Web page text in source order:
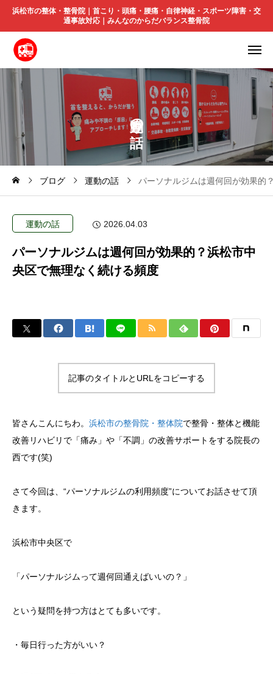
浜松市の整体・整骨院｜首こり・頭痛・腰痛・自律神経・スポーツ障害・交
通事故対応｜みんなのからだバランス整骨院
の
ブログ 運動の話 パーソナルジムは週何回が効果的
運動の話 2026.04.03
パーソナルジムは週何回が効果的？浜松市中
央区で無理なく続ける頻度
記事のタイトルとURLをコピーする
皆さんこんにちわ。 浜松市の整骨院・整体院で整骨・整体と機能
改善リハビリで「痛み」や「不調」の改善サポートをする院長の
西です(笑)
さて今回は、“パーソナルジムの利用頻度”についてお話させて頂
きます。
浜松市中央区で
「パーソナルジムって週何回通えばいいの？」
という疑問を持つ方はとても多いです。
・毎日行った方がいい？